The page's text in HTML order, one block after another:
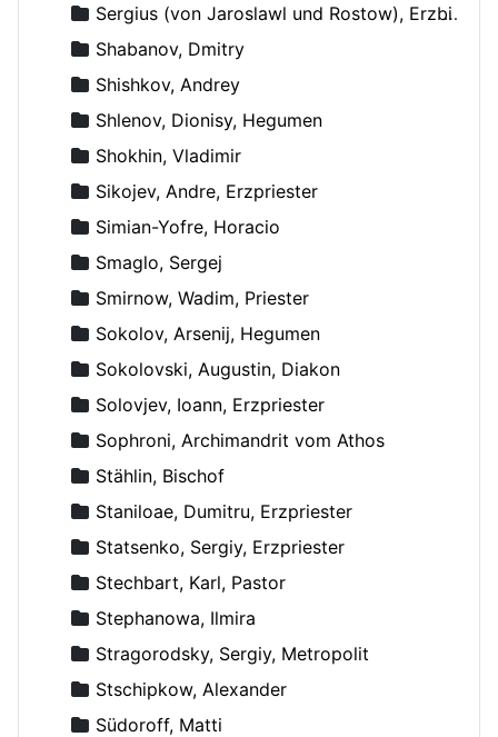
Sergius (von Jaroslawl und Rostow), Erzbischof
Shabanov, Dmitry
Shishkov, Andrey
Shlenov, Dionisy, Hegumen
Shokhin, Vladimir
Sikojev, Andre, Erzpriester
Simian-Yofre, Horacio
Smaglo, Sergej
Smirnow, Wadim, Priester
Sokolov, Arsenij, Hegumen
Sokolovski, Augustin, Diakon
Solovjev, Ioann, Erzpriester
Sophroni, Archimandrit vom Athos
Stählin, Bischof
Staniloae, Dumitru, Erzpriester
Statsenko, Sergiy, Erzpriester
Stechbart, Karl, Pastor
Stephanowa, Ilmira
Stragorodsky, Sergiy, Metropolit
Stschipkow, Alexander
Südoroff, Matti